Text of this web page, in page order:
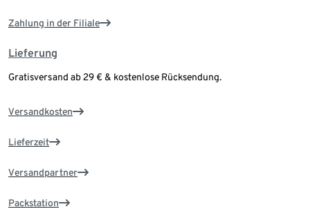
Zahlung in der Filiale
Lieferung
Gratisversand ab 29 € & kostenlose Rücksendung.
Versandkosten
Lieferzeit
Versandpartner
Packstation